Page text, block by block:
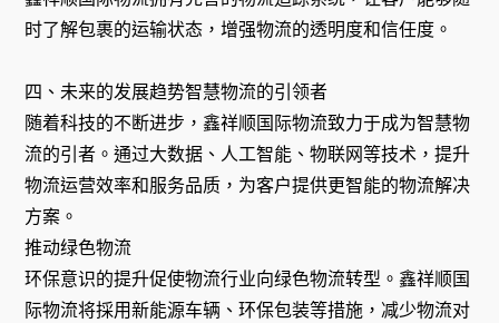
时了解包裹的运输状态，增强物流的透明度和信任度。
四、未来的发展趋势智慧物流的引领者
随着科技的不断进步，鑫祥顺国际物流致力于成为智慧物
流的引者。通过大数据、人工智能、物联网等技术，提升
物流运营效率和服务品质，为客户提供更智能的物流解决
方案。
推动绿色物流
环保意识的提升促使物流行业向绿色物流转型。鑫祥顺国
际物流将採用新能源车辆、环保包装等措施，减少物流对